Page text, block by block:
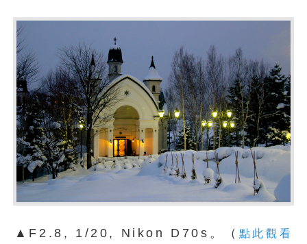
▲F2.8, 1/20, Nikon D70s。（ 點此觀看